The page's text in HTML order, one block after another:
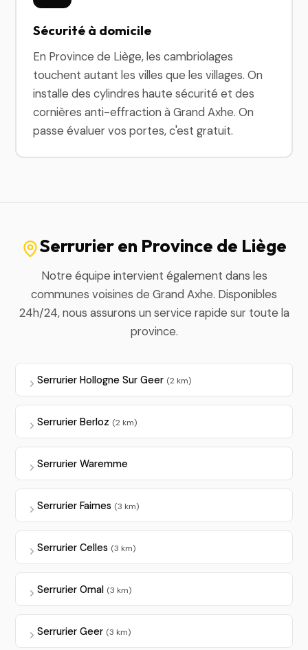
Sécurité à domicile
En Province de Liège, les cambriolages
touchent autant les villes que les villages. On
installe des cylindres haute sécurité et des
cornières anti-effraction à Grand Axhe. On
passe évaluer vos portes, c'est gratuit.
Serrurier en Province de Liège
Notre équipe intervient également dans les
communes voisines de Grand Axhe. Disponibles
24h/24, nous assurons un service rapide sur toute la
province.
Serrurier Hollogne Sur Geer (2 km)
Serrurier Berloz (2 km)
Serrurier Waremme
Serrurier Faimes (3 km)
Serrurier Celles (3 km)
Serrurier Omal (3 km)
Serrurier Geer (3 km)